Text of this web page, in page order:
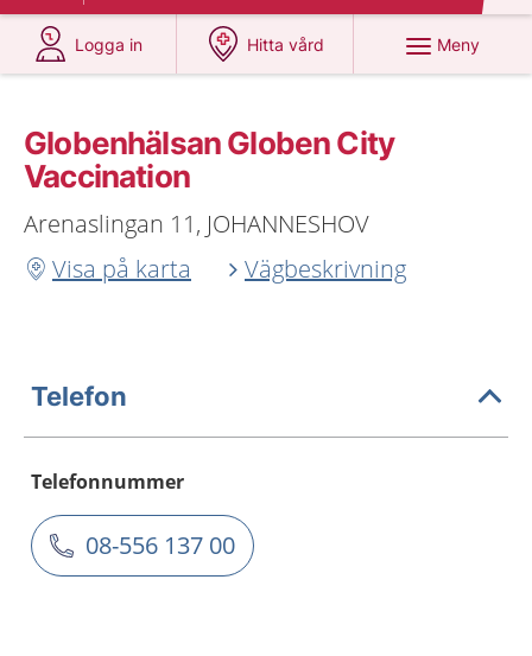
Logga in
på 1177.se
Hitta vård
på 1177.se
Meny
Globenhälsan Globen City
Vaccination
Arenaslingan 11, JOHANNESHOV
Visa på karta
Vägbeskrivning
Telefon
Telefonnummer
08-556 137 00